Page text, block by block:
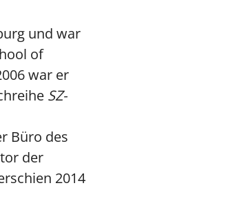
und war
of
war er
SZ-
Büro des
der
2014